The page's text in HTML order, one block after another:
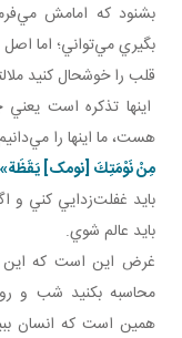
بشنود که امامش
بگيري مي‌تواني؛ اما
قلب را خوشحال کنيد
اينها تذکره است
هست، ما اينها را
مِنْ نَوْمَتِكَ‏ [نومک]
بايد غفلت‌زدايي کني و
بايد عالم شوي.
غرض اين است که اين
محاسبه بکنيد شب و
همين است که انسان